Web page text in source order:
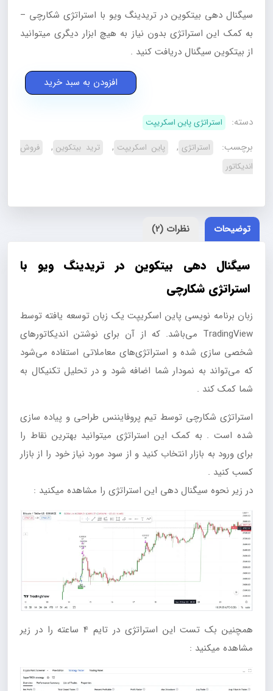
تومان700,000
بود.
تومان580,000.
سیگنال دهی بیتکوین در تریدینگ ویو با استراتژی شکارچی –
به کمک این استراتژی بدون نیاز به هیچ ابزار دیگری میتوانید
از بیتکوین سیگنال دریافت کنید .
بیتکوین
تریدینگ
ویو
استراتژی
شکارچی
2025
عدد
افزودن به سبد خرید
دسته: استراتژی پاین اسکریپت
برچسب: استراتژی , پاین اسکریپت , ترید بیتکوین ,
فروش
اندیکاتور
توضیحات نظرات (2)
سیگنال دهی بیتکوین در تریدینگ ویو با
استراتژی شکارچی
زبان برنامه نویسی پاین اسکریپت یک زبان‌ توسعه‌ یافته توسط
TradingView می‌باشد. که از آن برای نوشتن اندیکاتورهای
شخصی سازی شده و استراتژی‌های معاملاتی استفاده می‌شود
که می‌تواند به نمودار شما اضافه شود و در تحلیل تکنیکال به
شما کمک کند .
استراتژی شکارچی توسط تیم پروفایننس طراحی و پیاده سازی
شده است . به کمک این استراتژی میتوانید بهترین نقاط را
برای ورود به بازار انتخاب کنید و از سود مورد نیاز خود را از بازار
کسب کنید .
در زیر نحوه سیگنال دهی این استراتژی را مشاهده میکنید :
همچنین بک تست این استراتژی در تایم 4 ساعته را در زیر
مشاهده میکنید :